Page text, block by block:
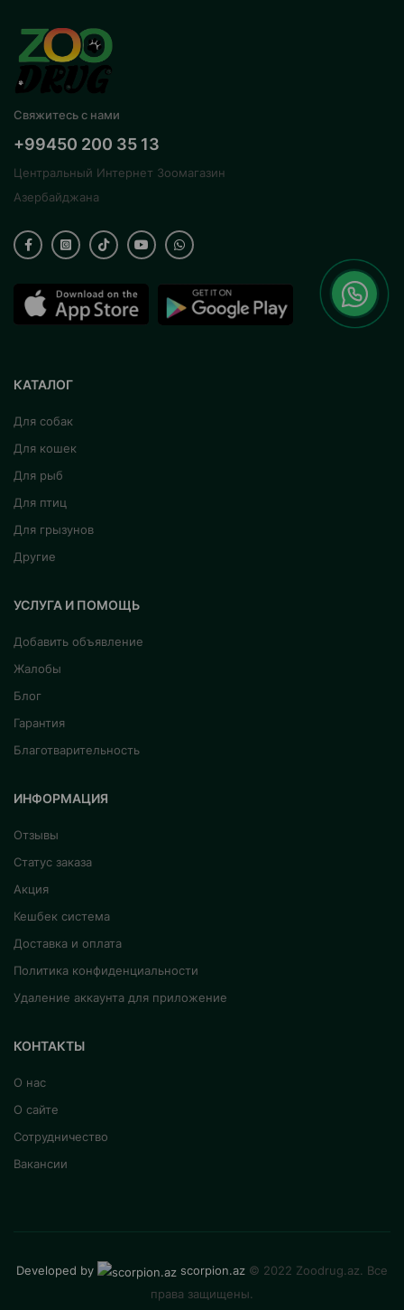
Свяжитесь с нами
+99450 200 35 13
Центральный Интернет Зоомагазин
Азербайджана
КАТАЛОГ
Для собак
Для кошек
Для рыб
Для птиц
Для грызунов
Другие
УСЛУГА И ПОМОЩЬ
Добавить объявление
Жалобы
Блог
Гарантия
Благотварительность
ИНФОРМАЦИЯ
Отзывы
Статус заказа
Акция
Кешбек система
Доставка и оплата
Политика конфиденциальности
Удаление аккаунта для приложение
КОНТАКТЫ
О нас
О сайте
Сотрудничество
Вакансии
Developed by scorpion.az © 2022 Zoodrug.az. Все
права защищены.